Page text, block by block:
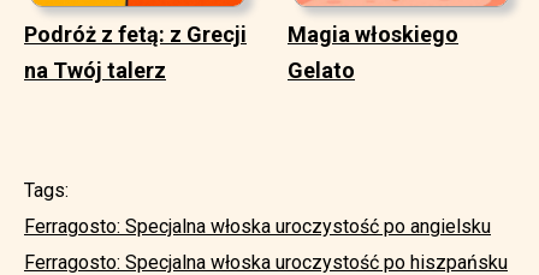
Podróż z fetą: z Grecji
na Twój talerz
Magia włoskiego
Gelato
Tags:
Ferragosto: Specjalna włoska uroczystość po angielsku
Ferragosto: Specjalna włoska uroczystość po hiszpańsku